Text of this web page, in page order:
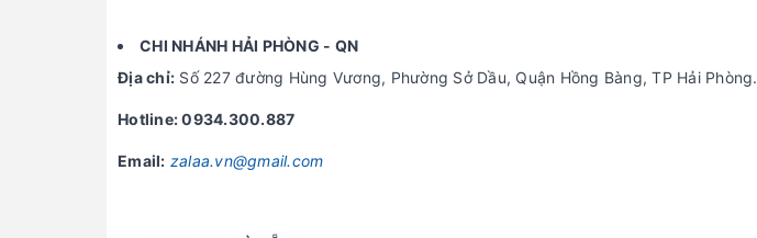
CHI NHÁNH HẢI PHÒNG - QN
Địa chỉ: Số 227 đường Hùng Vương, Phường Sở Dầu, Quận Hồng Bàng, TP Hải Phòng.
Hotline: 0934.300.887
Email: zalaa.vn@gmail.com